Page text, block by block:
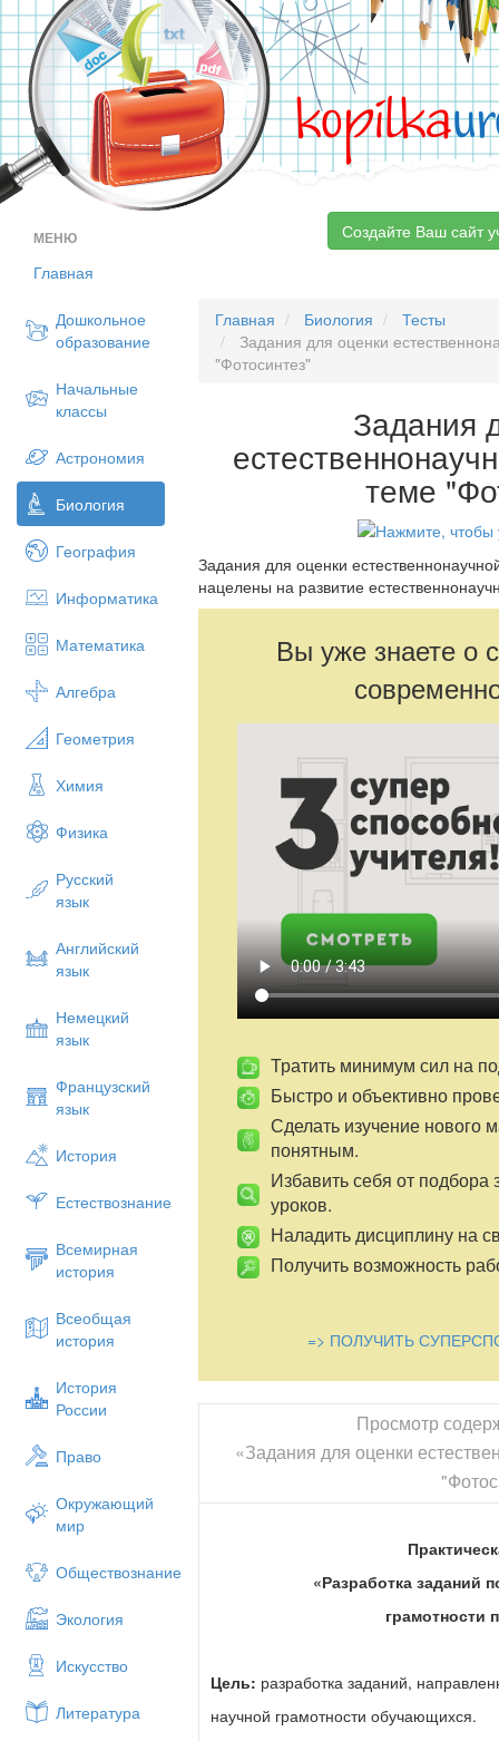
kopilka
МЕНЮ
Главная
Дошкольное
образование
Начальные
классы
Астрономия
Биология
География
Информатика
Математика
Алгебра
Геометрия
Химия
Физика
Русский
язык
Английский
язык
Немецкий
язык
Французский
язык
История
Естествознание
Всемирная
история
Всеобщая
история
История
России
Право
Окружающий
мир
Обществознание
Экология
Искусство
Литература
Создайте Ваш сайт
Главная Биология
Тесты
Задания для оценки
"Фотосинтез"
Задания
теме
Задания для оценки
нацелены на развитие
Вы уже знаете о
Тратить минимум сил на
Быстро и объективно
Сделать изучение нового
понятным.
Избавить себя от подбора
уроков.
Наладить дисциплину на
Получить возможность
=> ПОЛУЧИТЬ
Просмотр
«Задания для оценки
«Разработка заданий
грамотности
Цель: разработка заданий,
научной грамотности обучающихся.